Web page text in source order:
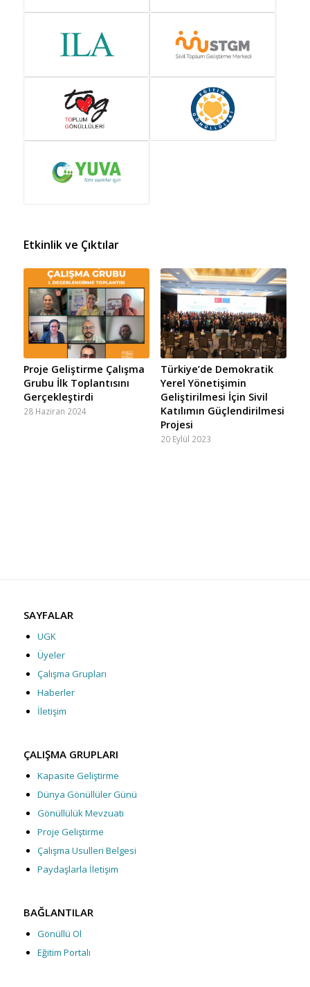
Etkinlik ve Çıktılar
Proje Geliştirme Çalışma
Grubu İlk Toplantısını
Gerçekleştirdi
28 Haziran 2024
Türkiye’de Demokratik
Yerel Yönetişimin
Geliştirilmesi İçin Sivil
Katılımın Güçlendirilmesi
Projesi
20 Eylül 2023
SAYFALAR
UGK
Üyeler
Çalışma Grupları
Haberler
İletişim
ÇALIŞMA GRUPLARI
Kapasite Geliştirme
Dünya Gönüllüler Günü
Gönüllülük Mevzuatı
Proje Geliştirme
Çalışma Usulleri Belgesi
Paydaşlarla İletişim
BAĞLANTILAR
Gönüllü Ol
Eğitim Portalı